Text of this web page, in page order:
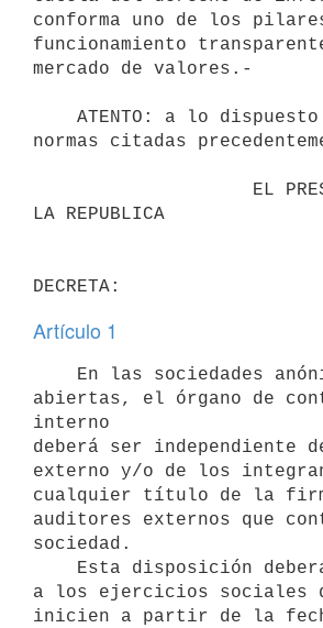
conforma uno de los
funcionamiento
mercado de valores.-
normas citadas
LA REPUBLICA
Artículo 1
abiertas, el órgano de
interno
deberá ser independiente
externo y/o de los
cualquier título de la
auditores externos que
sociedad.
a los ejercicios sociales
inicien a partir de la